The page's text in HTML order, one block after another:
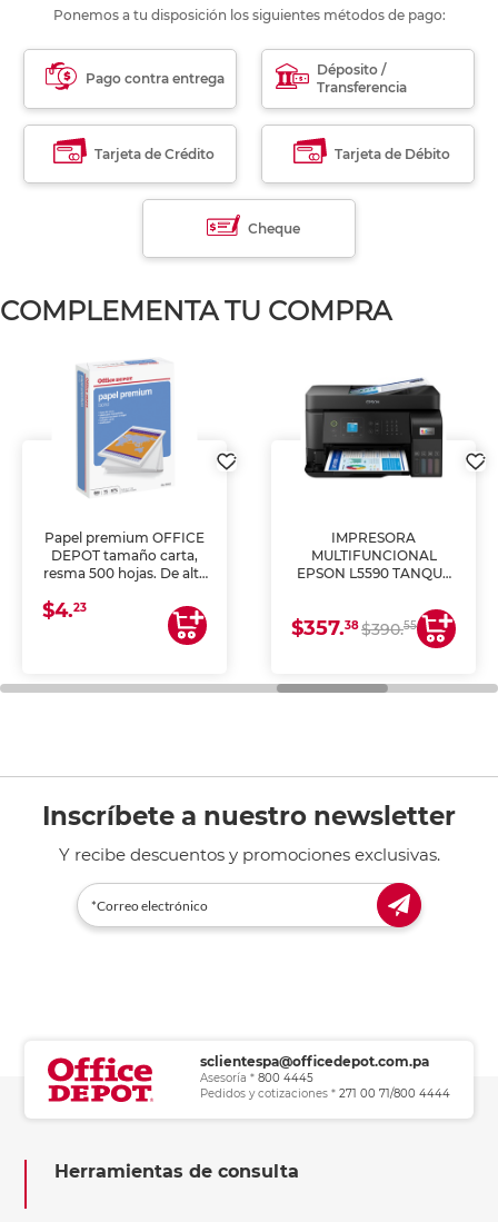
Ponemos a tu disposición los siguientes métodos de pago:
Pago contra entrega
Déposito /
Transferencia
Tarjeta de Crédito Tarjeta de Débito
Cheque
COMPLEMENTA TU COMPRA
Papel premium OFFICE
DEPOT tamaño carta,
resma 500 hojas. De alta
uniforme, ideal para
impresoras de inyección
de tinta y láser,
general de oficina.
$4.23
IMPRESORA
MULTIFUNCIONAL
EPSON L5590 TANQUE
COPIA Y ESCANEA)
$357.38$390.55
Inscríbete a nuestro newsletter
Y recibe descuentos y promociones exclusivas.
sclientespa@officedepot.com.pa
Asesoría * 800 4445
Pedidos y cotizaciones * 271 00 71/800 4444
Herramientas de consulta